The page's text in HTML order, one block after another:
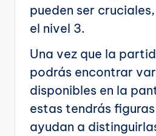
pueden ser
el nivel 3.
Una vez que la
podrás encontrar
disponibles en la
estas tendrás
ayudan a